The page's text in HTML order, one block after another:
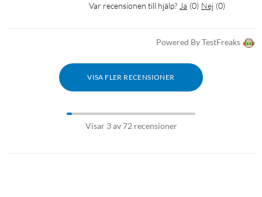
Var recensionen till hjälp? Ja (0) Nej (0)
Powered By TestFreaks
VISA FLER RECENSIONER
Visar 3 av 72 recensioner